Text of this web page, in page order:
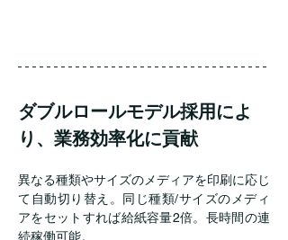
ダブルロールモデル採用によ
り、業務効率化に貢献
異なる種類やサイズのメディアを印刷に応じ
て自動切り替え。同じ種類/サイズのメディ
アをセットすれば給紙容量2倍。長時間の連
続稼働可能。